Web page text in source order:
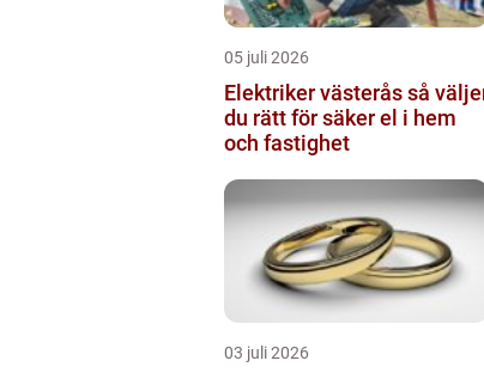
05 juli 2026
Elektriker västerås så väljer
du rätt för säker el i hem
och fastighet
03 juli 2026